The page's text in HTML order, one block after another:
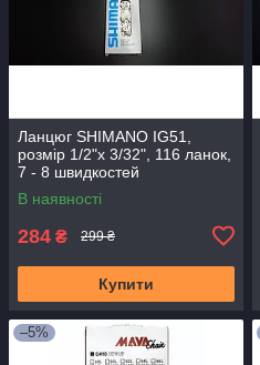
Ланцюг SHIMANO IG51,
розмір 1/2"х 3/32", 116 ланок,
7 - 8 швидкостей
В наявності
284 ₴ 299 ₴
Купити
–5%